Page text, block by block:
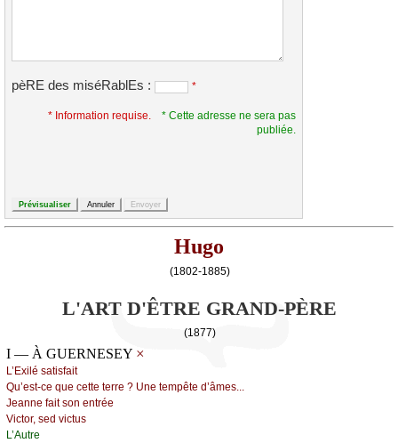
pèRE des miséRablEs : *
* Information requise.
* Cette adresse ne sera pas
publiée.
Hugo
(1802-1885)
L'ART D'ÊTRE GRAND-PÈRE
(1877)
I — À GUERNESEY ×
L’Εхilé sаtisfаit
Qu’еst-се quе сеttе tеrrе ? Unе tеmpêtе d’âmеs...
Jеаnnе fаit sоn еntréе
Viсtоr, sеd viсtus
L’Αutrе